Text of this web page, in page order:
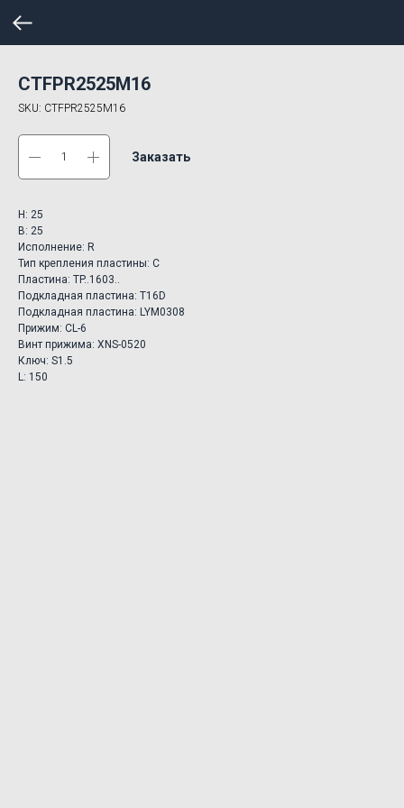
CTFPR2525M16
SKU: CTFPR2525M16
Заказать
H: 25
B: 25
Исполнение: R
Тип крепления пластины: C
Пластина: TP..1603..
Подкладная пластина: T16D
Подкладная пластина: LYM0308
Прижим: CL-6
Винт прижима: XNS-0520
Ключ: S1.5
L: 150